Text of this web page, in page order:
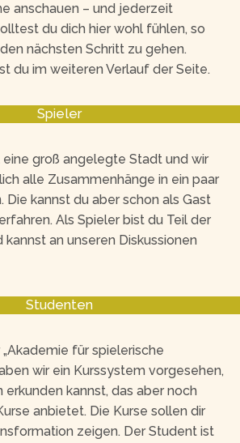
anschauen – und jederzeit
du dich hier wohl fühlen, so
nächsten Schritt zu gehen.
du im weiteren Verlauf der Seite.
Spieler
groß angelegte Stadt und wir
alle Zusammenhänge in ein paar
kannst du aber schon als Gast
erfahren. Als Spieler bist du Teil der
an unseren Diskussionen
Studenten
für spielerische
wir ein Kurssystem vorgesehen,
erkunden kannst, das aber noch
anbietet. Die Kurse sollen dir
zeigen. Der Student ist